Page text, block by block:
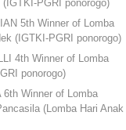
(IGTKI-PGRI ponorogo)
5th Winner of Lomba
(IGTKI-PGRI ponorogo)
4th Winner of Lomba
ponorogo)
6th Winner of Lomba
(Lomba Hari Anak